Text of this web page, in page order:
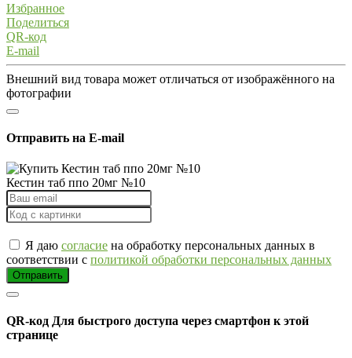
Избранное
Поделиться
QR-код
E-mail
Внешний вид товара может отличаться от изображённого на
фотографии
Отправить на E-mail
Кестин таб ппо 20мг №10
Я даю согласие на обработку персональных данных в
соответствии с политикой обработки персональных данных
Отправить
QR-код Для быстрого доступа через смартфон к этой
странице